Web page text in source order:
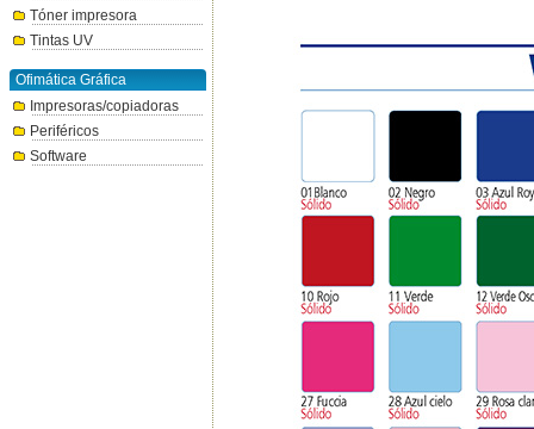
Tóner impresora
Tintas UV
Ofimática Gráfica
Impresoras/copiadoras
Periféricos
Software